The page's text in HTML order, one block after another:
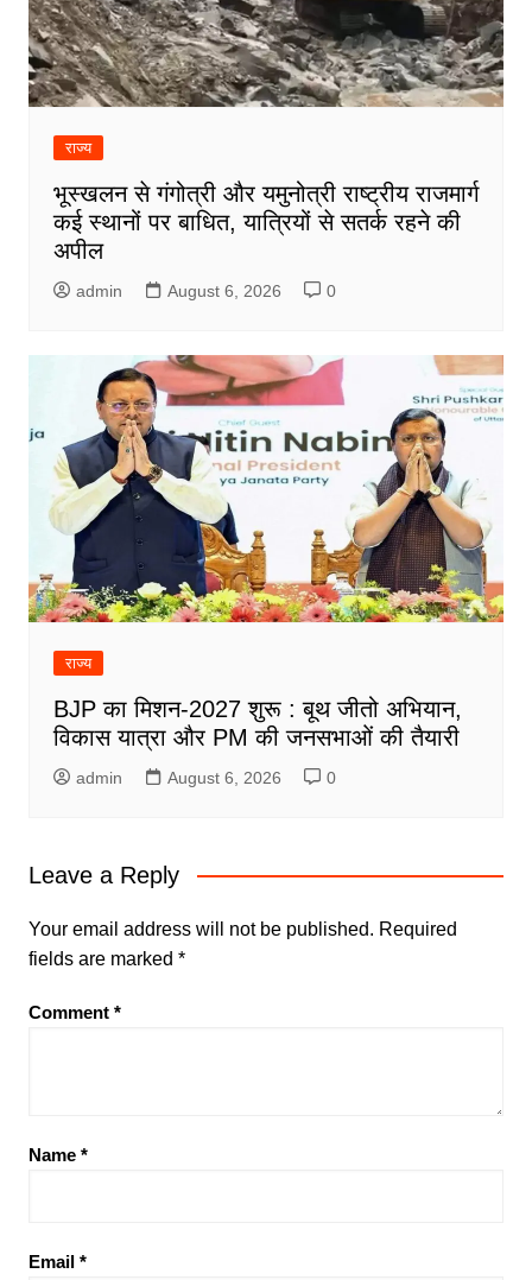
राज्य
भूस्खलन से गंगोत्री और यमुनोत्री राष्ट्रीय राजमार्ग
कई स्थानों पर बाधित, यात्रियों से सतर्क रहने की
अपील
admin August 6, 2026 0
राज्य
BJP का मिशन-2027 शुरू : बूथ जीतो अभियान,
विकास यात्रा और PM की जनसभाओं की तैयारी
admin August 6, 2026 0
Leave a Reply
Your email address will not be published. Required
fields are marked *
Comment *
Name *
Email *